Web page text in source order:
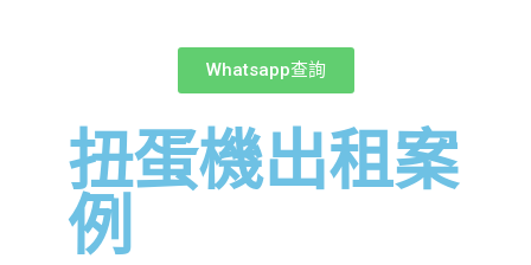
Whatsapp查詢
扭蛋機出租案
例